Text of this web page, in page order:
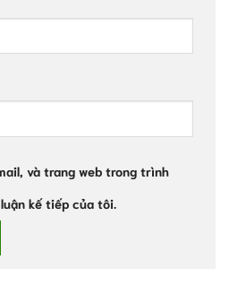
và trang web trong trình
kế tiếp của tôi.